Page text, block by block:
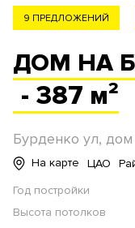
9 ПРЕДЛОЖЕНИЙ
ДОМ НА
- 387 м²
Бурденко ул, дом
На карте ЦАО
Год постройки
Высота потолков